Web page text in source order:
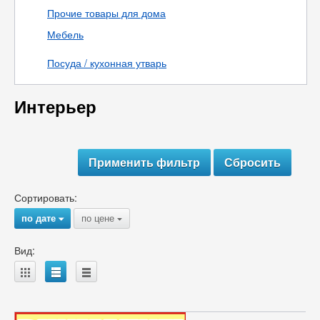
Прочие товары для дома
Мебель
Посуда / кухонная утварь
Интерьер
Сортировать:
по дате{ по цене {
Вид:
A B C